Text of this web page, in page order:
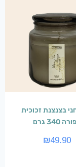
בצנצנת זכוכית
340 גרם
₪49.90